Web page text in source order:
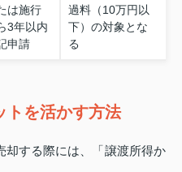
は施行
3年以内
申請
過料（10万円以
下）の対象とな
る
トを活かす方法
却する際には、「譲渡所得か